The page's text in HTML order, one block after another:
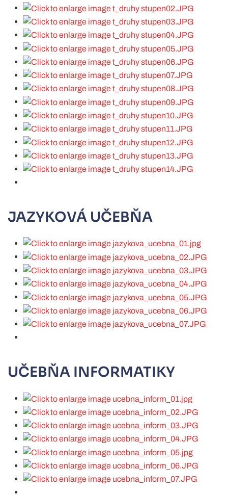
JAZYKOVÁ UČEBŇA
UČEBŇA INFORMATIKY